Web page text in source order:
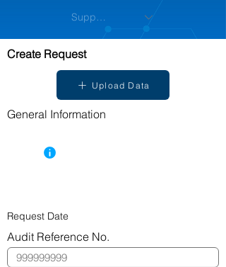
Support
Create Request
Upload Data
General Information
Request Date
Audit Reference No.